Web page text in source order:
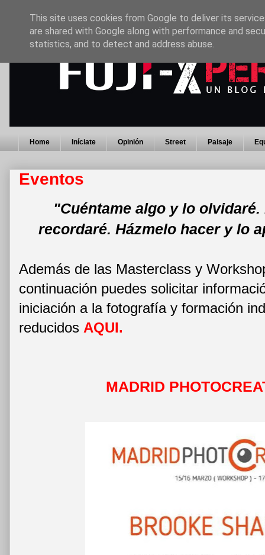
Home Iníciate Opinión Street Paisaje
Eventos
"Cuéntame algo y lo
recordaré. Házmelo hacer y lo
Además de las Masterclass y
continuación puedes solicitar
iniciación a la fotografía y formación
reducidos AQUI.
MADRID
This site uses cookies from Google to deliver its
are shared with Google along with performance and
statistics, and to detect and address abuse.